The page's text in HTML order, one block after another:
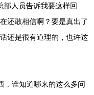
部人员告诉我要这样回
还敢相信啊？要是真出了
还是很有道理的，也许这
谁知道哪来的这么多问